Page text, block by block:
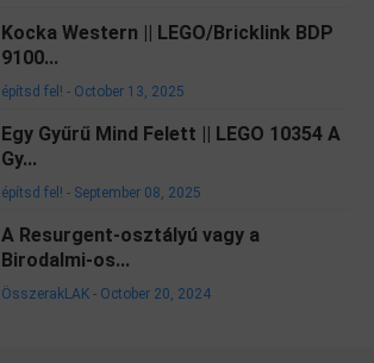
Kocka Western || LEGO/Bricklink BDP
9100...
építsd fel! - October 13, 2025
Egy Gyűrű Mind Felett || LEGO 10354 A
Gy...
építsd fel! - September 08, 2025
A Resurgent-osztályú vagy a
Birodalmi-os...
ÖsszerakLAK - October 20, 2024